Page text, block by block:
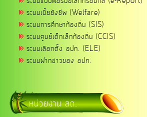
ระบบเบี้ยยังชีพ (Welfare)
ระบบการศึกษาท้องถิ่น (SIS)
ระบบศูนย์เด็กเล็กท้องถิ่น (CCIS)
ระบบเลือกตั้ง อปท. (ELE)
ระบบฝากข่าวของ อปท.
หน่วยงาน สถ.